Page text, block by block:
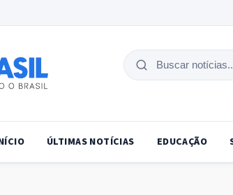
Buscar
ÚLTIMAS NOTÍCIAS EDUCAÇÃO